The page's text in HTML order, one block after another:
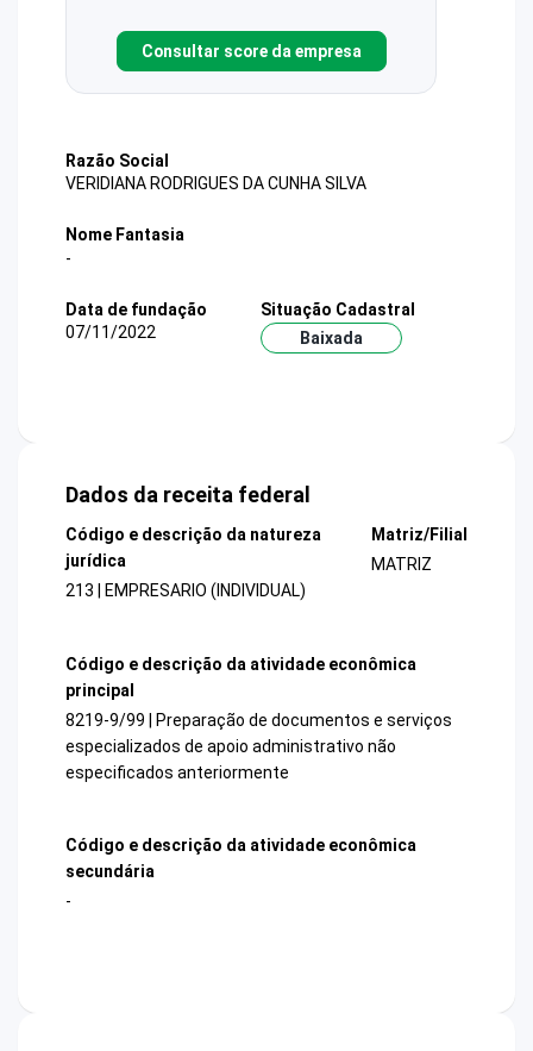
Consultar score da empresa
Razão Social
VERIDIANA RODRIGUES DA CUNHA SILVA
Nome Fantasia
-
Data de fundação
07/11/2022
Situação Cadastral
Baixada
Dados da receita federal
Código e descrição da natureza
jurídica
213 | EMPRESARIO (INDIVIDUAL)
Matriz/Filial
MATRIZ
Código e descrição da atividade econômica
principal
8219-9/99 | Preparação de documentos e serviços
especializados de apoio administrativo não
especificados anteriormente
Código e descrição da atividade econômica
secundária
-